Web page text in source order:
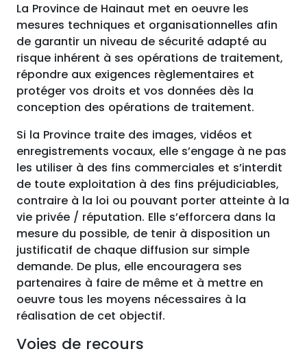
La Province de Hainaut met en oeuvre les
mesures techniques et organisationnelles afin
de garantir un niveau de sécurité adapté au
risque inhérent à ses opérations de traitement,
répondre aux exigences règlementaires et
protéger vos droits et vos données dès la
conception des opérations de traitement.
Si la Province traite des images, vidéos et
enregistrements vocaux, elle s’engage à ne pas
les utiliser à des fins commerciales et s’interdit
de toute exploitation à des fins préjudiciables,
contraire à la loi ou pouvant porter atteinte à la
vie privée / réputation. Elle s’efforcera dans la
mesure du possible, de tenir à disposition un
justificatif de chaque diffusion sur simple
demande. De plus, elle encouragera ses
partenaires à faire de même et à mettre en
oeuvre tous les moyens nécessaires à la
réalisation de cet objectif.
Voies de recours